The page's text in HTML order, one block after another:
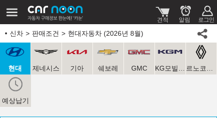
신차 판매조건 현대자동차 (2026년 8월)
현대 제네시스 기아 쉐보레 GMC
예상납기